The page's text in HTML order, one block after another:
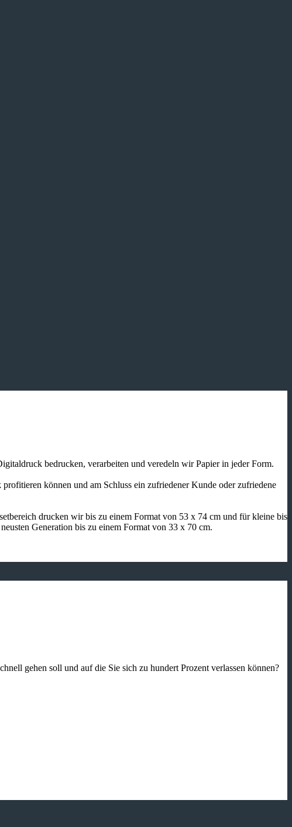
bedrucken, verarbeiten und veredeln wir Papier in jeder Form.
können und am Schluss ein zufriedener Kunde oder zufriedene
drucken wir bis zu einem Format von 53 x 74 cm und für kleine bis
Generation bis zu einem Format von 33 x 70 cm.
gehen soll und auf die Sie sich zu hundert Prozent verlassen können?